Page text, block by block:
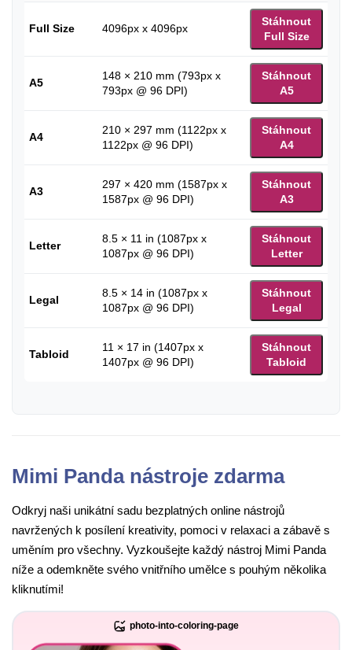
Full Size 4096px x 4096px
Stáhnout
Full Size
A5
148 × 210 mm (793px x
793px @ 96 DPI)
Stáhnout
A5
A4
210 × 297 mm (1122px x
1122px @ 96 DPI)
Stáhnout
A4
A3
297 × 420 mm (1587px x
1587px @ 96 DPI)
Stáhnout
A3
Letter
8.5 × 11 in (1087px x
1087px @ 96 DPI)
Stáhnout
Letter
Legal
8.5 × 14 in (1087px x
1087px @ 96 DPI)
Stáhnout
Legal
Tabloid
11 × 17 in (1407px x
1407px @ 96 DPI)
Stáhnout
Tabloid
Mimi Panda nástroje zdarma
Odkryj naši unikátní sadu bezplatných online nástrojů
navržených k posílení kreativity, pomoci v relaxaci a zábavě s
uměním pro všechny. Vyzkoušejte každý nástroj Mimi Panda
níže a odemkněte svého vnitřního umělce s pouhým několika
kliknutími!
photo-into-coloring-page